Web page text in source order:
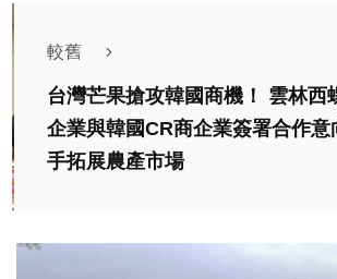
較舊
台灣芒果搶攻韓國商機！ 雲林西
企業與韓國CR商企業簽署合作意
手拓展農產市場